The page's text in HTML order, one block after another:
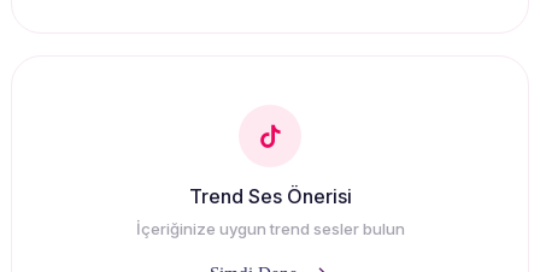
Trend Ses Önerisi
İçeriğinize uygun trend sesler bulun